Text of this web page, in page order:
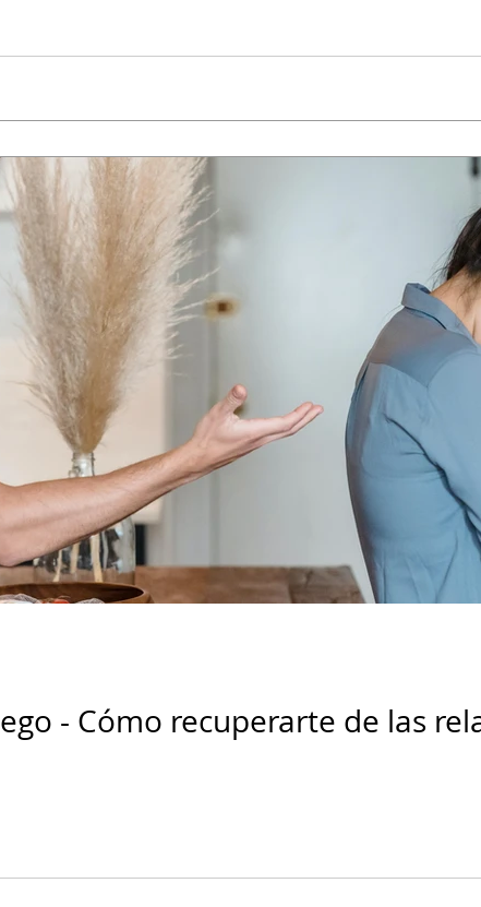
- Cómo recuperarte de las